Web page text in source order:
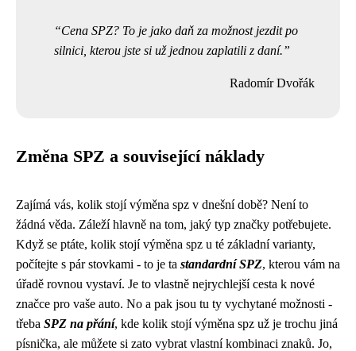
Cena SPZ? To je jako daň za možnost jezdit po
silnici, kterou jste si už jednou zaplatili z daní.
Radomír Dvořák
Změna SPZ a související náklady
Zajímá vás, kolik stojí výměna spz v dnešní době? Není to
žádná věda. Záleží hlavně na tom, jaký typ značky potřebujete.
Když se ptáte, kolik stojí výměna spz u té základní varianty,
počítejte s pár stovkami - to je ta standardní SPZ, kterou vám na
úřadě rovnou vystaví. Je to vlastně nejrychlejší cesta k nové
značce pro vaše auto. No a pak jsou tu ty vychytané možnosti -
třeba SPZ na přání, kde kolik stojí výměna spz už je trochu jiná
písnička, ale můžete si zato vybrat vlastní kombinaci znaků. Jo,